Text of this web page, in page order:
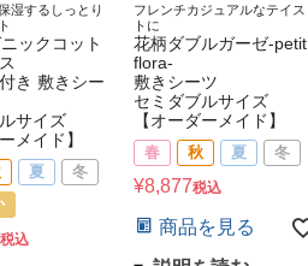
湿するしっとり
ックコット
き 敷きシー
サイズ
メイド】
夏
冬
税込
フレンチカジュアルなテイス
トに
花柄ダブルガーゼ-petit
flora-
敷きシーツ
セミダブルサイズ
【オーダーメイド】
春 秋 夏 冬
¥8,877税込
商品を見る